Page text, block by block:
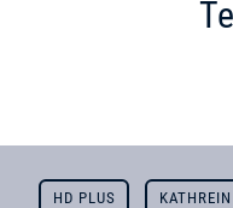
HD PLUS KATHREIN